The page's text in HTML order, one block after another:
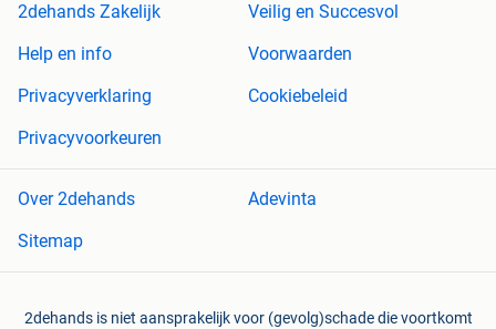
2dehands Zakelijk
Veilig en Succesvol
Help en info
Voorwaarden
Privacyverklaring
Cookiebeleid
Privacyvoorkeuren
Over 2dehands
Adevinta
Sitemap
2dehands is niet aansprakelijk voor (gevolg)schade die voortkomt